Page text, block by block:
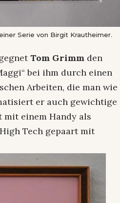
Serie von Birgit Krautheimer.
Tom Grimm den
bei ihm durch einen
Arbeiten, die man wie
er auch gewichtige
mit einem Handy als
Tech gepaart mit